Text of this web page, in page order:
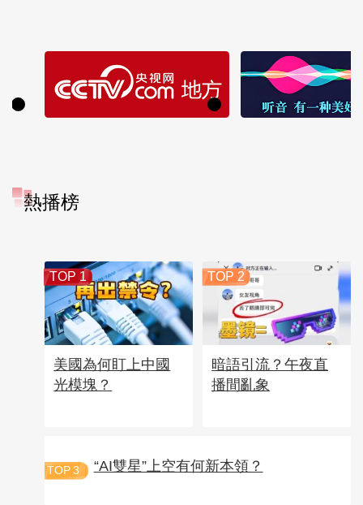
熱播榜
TOP 1
美國為何盯上中國
光模塊？
TOP 2
暗語引流？午夜直
播間亂象
TOP 3 “AI雙星”上空有何新本領？